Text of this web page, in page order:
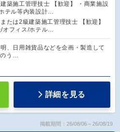
建築施工管理技士 【歓迎】 ・商業施設
テル等内装設計…
たは2級建築施工管理技士 【歓迎】
/オフィス/ホテル…
、日用雑貨品などを企画・製造して
のう…
詳細を見る
掲載期間：26/08/06～26/08/19